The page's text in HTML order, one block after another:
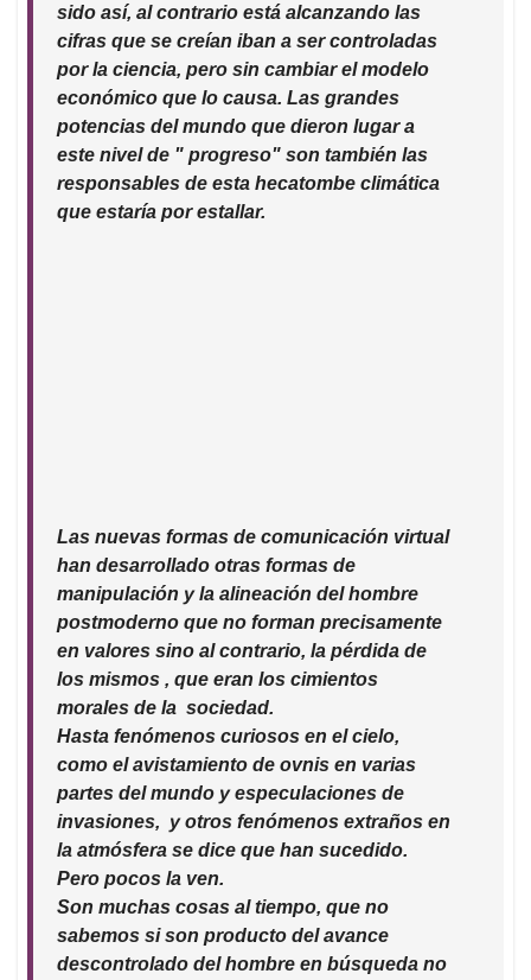
sido así, al contrario está alcanzando las
cifras que se creían iban a ser controladas
por la ciencia, pero sin cambiar el modelo
económico que lo causa. Las grandes
potencias del mundo que dieron lugar a
este nivel de " progreso" son también las
responsables de esta hecatombe climática
que estaría por estallar.
Las nuevas formas de comunicación virtual
han desarrollado otras formas de
manipulación y la alineación del hombre
postmoderno que no forman precisamente
en valores sino al contrario, la pérdida de
los mismos , que eran los cimientos
morales de la sociedad.
Hasta fenómenos curiosos en el cielo,
como el avistamiento de ovnis en varias
partes del mundo y especulaciones de
invasiones, y otros fenómenos extraños en
la atmósfera se dice que han sucedido.
Pero pocos la ven.
Son muchas cosas al tiempo, que no
sabemos si son producto del avance
descontrolado del hombre en búsqueda no